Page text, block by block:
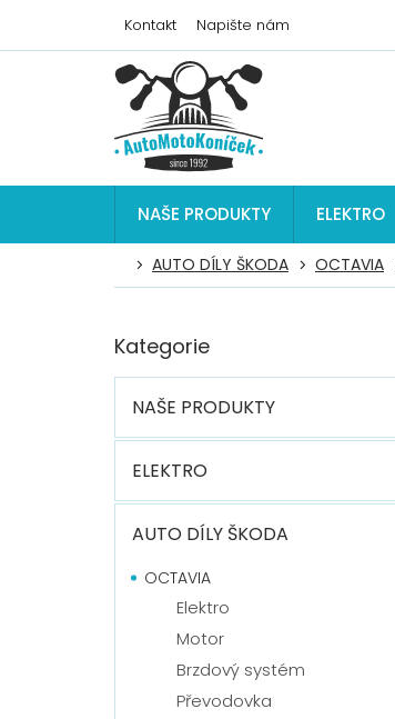
obsah
Kontakt Napište nám
NAŠE PRODUKTY ELEKTRO
AUTO DÍLY ŠKODA OCTAVIA
o
s
a
n
Přeskočit
kategorie
Kategorie
NAŠE PRODUKTY
ELEKTRO
AUTO DÍLY ŠKODA
OCTAVIA
Elektro
Motor
Brzdový systém
Převodovka